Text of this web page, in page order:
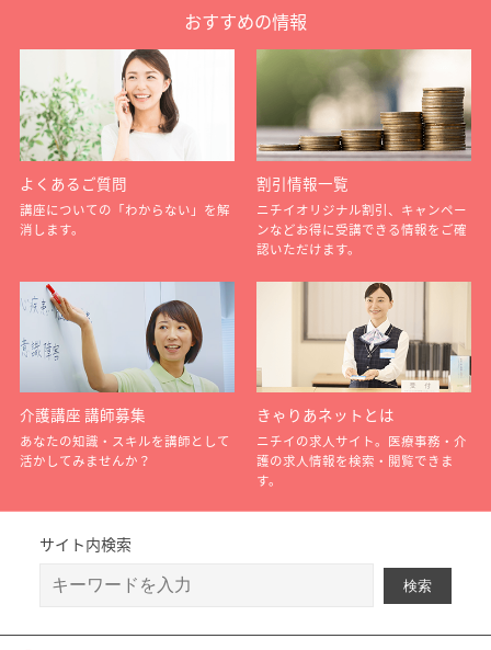
おすすめの情報
よくあるご質問
講座についての「わからない」を解
消します。
割引情報一覧
ニチイオリジナル割引、キャンペー
ンなどお得に受講できる情報をご確
認いただけます。
介護講座 講師募集
あなたの知識・スキルを講師として
活かしてみませんか？
きゃりあネットとは
ニチイの求人サイト。医療事務・介
護の求人情報を検索・閲覧できま
す。
サイト内検索